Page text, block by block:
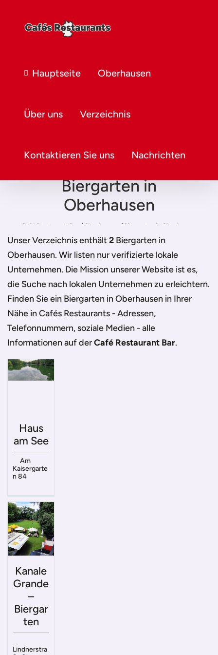
Hauptseite Oberhausen
Über uns Verzeichnis
Kontaktieren Sie uns Nachrichten
Biergarten in
Oberhausen
Café Restaurant Bar / Oberhausen / Biergarten in Oberhausen
Unser Verzeichnis enthält2 Biergarten in
Oberhausen. Wir listen nur verifizierte lokale
Unternehmen. Die Mission unserer Website ist es,
die Suche nach lokalen Unternehmen zu erleichtern.
Finden Sie ein Biergarten in Oberhausen in Ihrer
Nähe in Cafés Restaurants - Adressen,
Telefonnummern, soziale Medien - alle
Informationen auf derCafé Restaurant Bar.
Haus
am See
Am
Kaisergarte
n 84
Kanale
Grande
–
Biergar
ten
Lindnerstra